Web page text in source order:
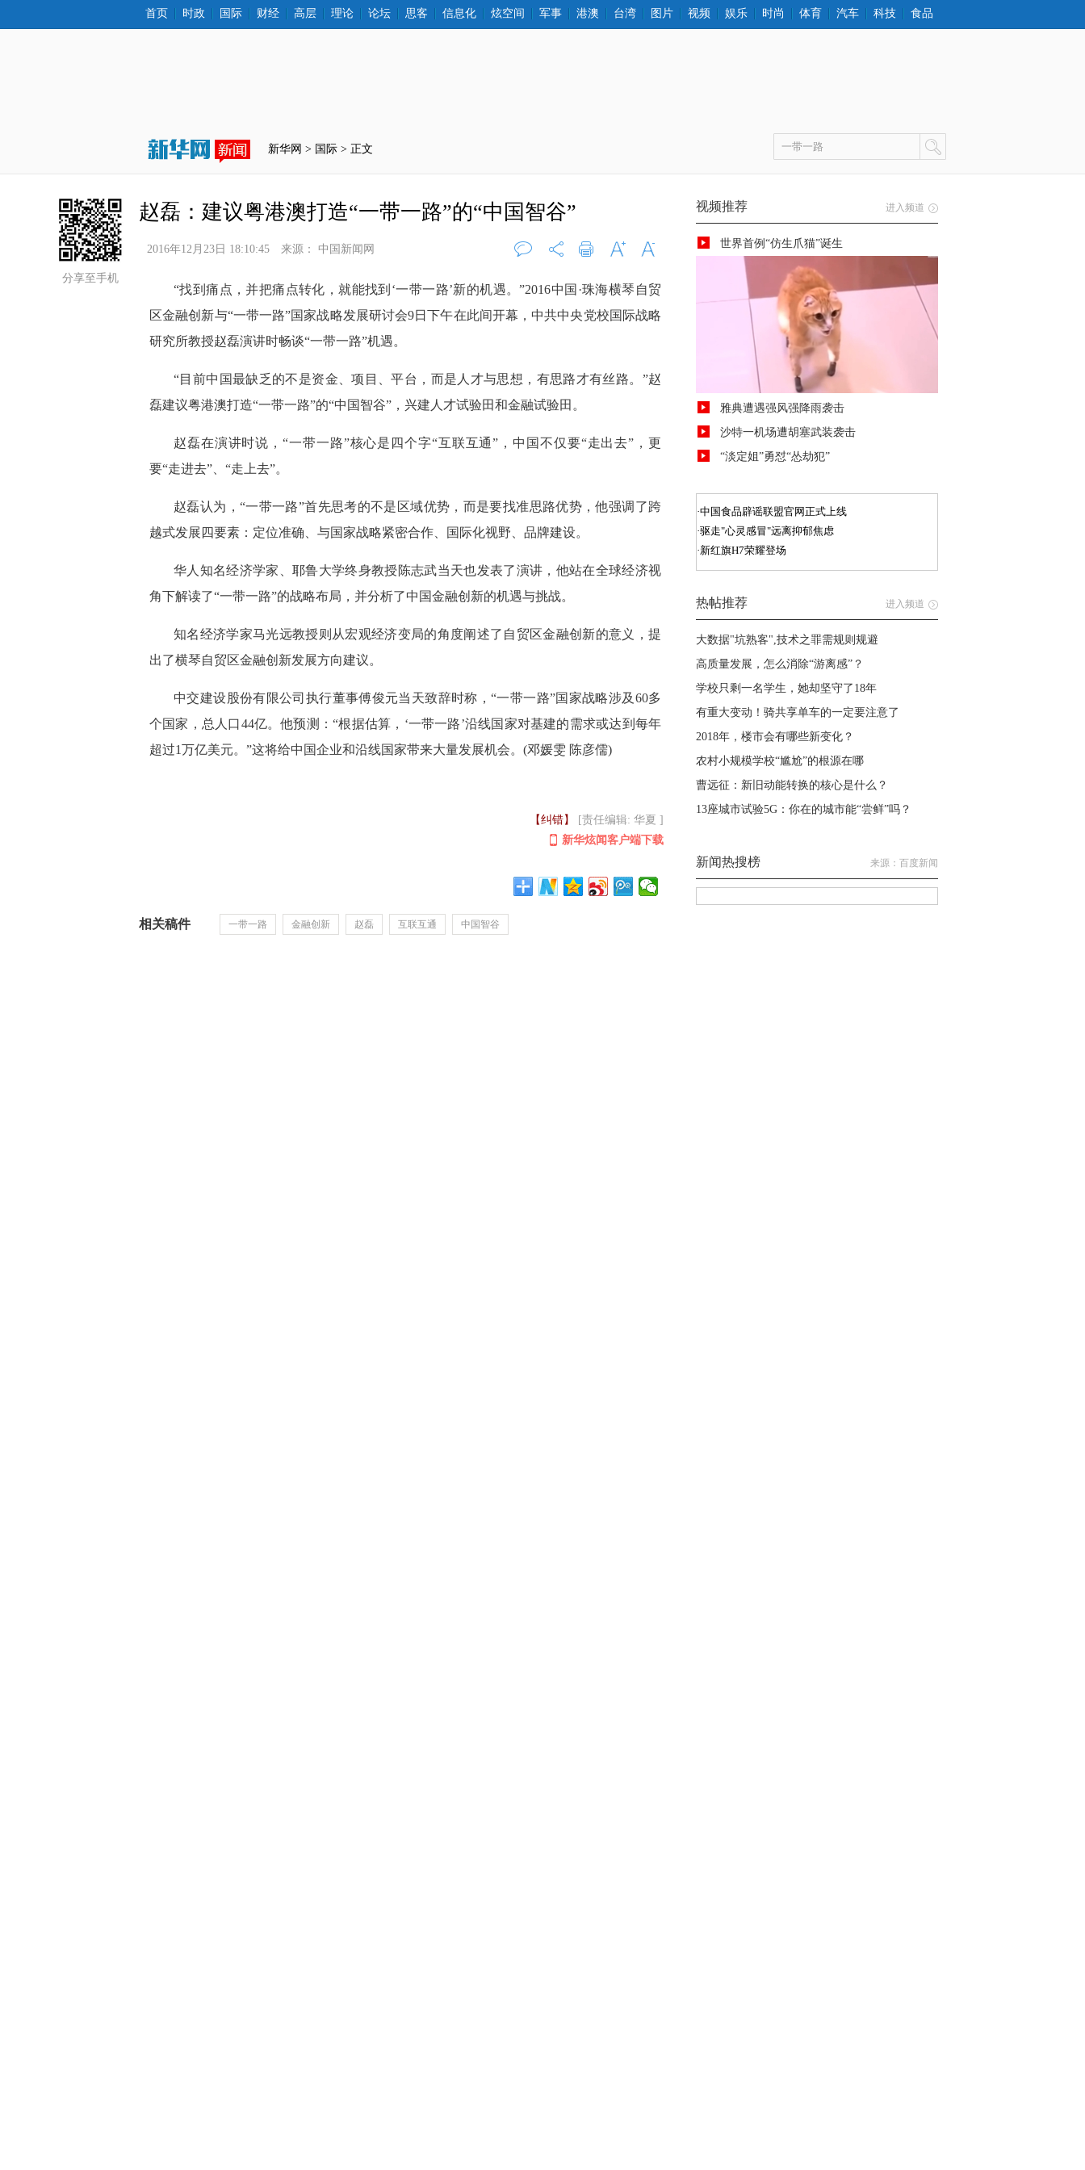
首页 时政 国际 财经 高层 理论 论坛 思客 信息化 炫空间 军事 港澳 台湾 图片 视频 娱乐 时尚 体育 汽车 科技 食品
新华网 > 国际 > 正文
分享至手机
赵磊：建议粤港澳打造“一带一路”的“中国智谷”
2016年12月23日 18:10:45 来源： 中国新闻网
打印 字大 字小
“找到痛点，并把痛点转化，就能找到‘一带一路’新的机遇。”2016中国·珠海横琴自贸
区金融创新与“一带一路”国家战略发展研讨会9日下午在此间开幕，中共中央党校国际战略
研究所教授赵磊演讲时畅谈“一带一路”机遇。
“目前中国最缺乏的不是资金、项目、平台，而是人才与思想，有思路才有丝路。”赵
磊建议粤港澳打造“一带一路”的“中国智谷”，兴建人才试验田和金融试验田。
赵磊在演讲时说，“一带一路”核心是四个字“互联互通”，中国不仅要“走出去”，更
要“走进去”、“走上去”。
赵磊认为，“一带一路”首先思考的不是区域优势，而是要找准思路优势，他强调了跨
越式发展四要素：定位准确、与国家战略紧密合作、国际化视野、品牌建设。
华人知名经济学家、耶鲁大学终身教授陈志武当天也发表了演讲，他站在全球经济视
角下解读了“一带一路”的战略布局，并分析了中国金融创新的机遇与挑战。
知名经济学家马光远教授则从宏观经济变局的角度阐述了自贸区金融创新的意义，提
出了横琴自贸区金融创新发展方向建议。
中交建设股份有限公司执行董事傅俊元当天致辞时称，“一带一路”国家战略涉及60多
个国家，总人口44亿。他预测：“根据估算，‘一带一路’沿线国家对基建的需求或达到每年
超过1万亿美元。”这将给中国企业和沿线国家带来大量发展机会。(邓媛雯 陈彦儒)
【纠错】
[责任编辑: 华夏 ]
新华炫闻客户端下载
相关稿件 一带一路 金融创新 赵磊 互联互通 中国智谷